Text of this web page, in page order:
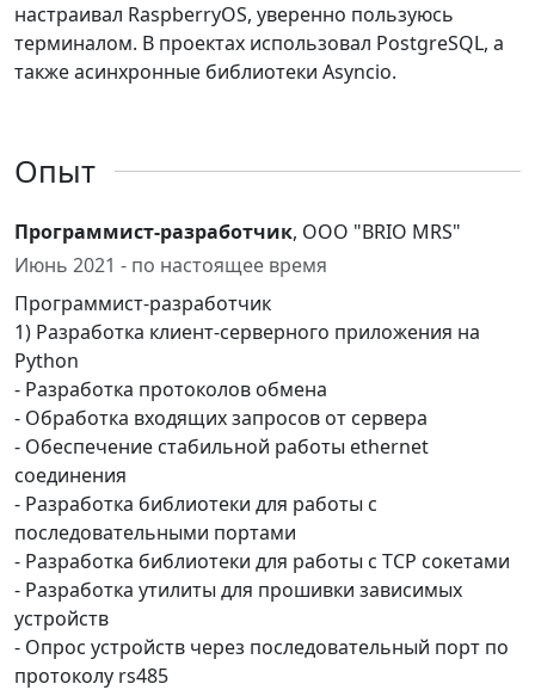
настраивал RaspberryOS, уверенно пользуюсь
терминалом. В проектах использовал PostgreSQL, а
также асинхронные библиотеки Asyncio.
Опыт
Программист-разработчик, ООО "BRIO MRS"
Июнь 2021 - по настоящее время
Программист-разработчик
1) Разработка клиент-серверного приложения на
Python
- Разработка протоколов обмена
- Обработка входящих запросов от сервера
- Обеспечение стабильной работы ethernet
соединения
- Разработка библиотеки для работы с
последовательными портами
- Разработка библиотеки для работы с TCP сокетами
- Разработка утилиты для прошивки зависимых
устройств
- Опрос устройств через последовательный порт по
протоколу rs485